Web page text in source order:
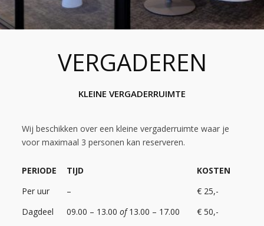
VERGADEREN
KLEINE VERGADERRUIMTE
Wij beschikken over een kleine vergaderruimte waar je
voor maximaal 3 personen kan reserveren.
PERIODE TIJD
KOSTEN
Per uur
–
€ 25,-
Dagdeel
09.00 – 13.00of13.00 – 17.00
€ 50,-